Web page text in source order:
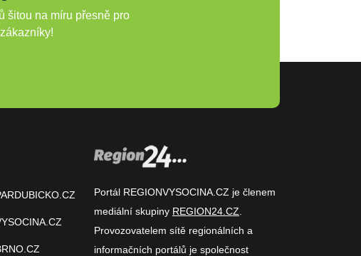
šitou na míru přesně pro
Portál REGIONVYSOCINA.CZ je členem
mediální skupiny REGION24.CZ
Provozovatelem sítě regionálních a
informačních portálů je společnost